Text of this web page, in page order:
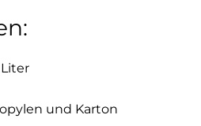
Liter
und Karton